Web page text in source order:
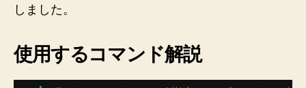
しました。
使用するコマンド解説